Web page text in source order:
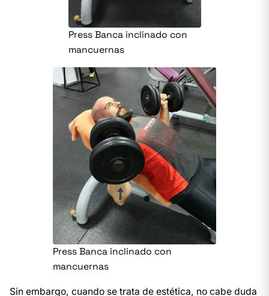
Press Banca inclinado con
mancuernas
Press Banca inclinado con
mancuernas
Sin embargo, cuando se trata de estética, no cabe duda